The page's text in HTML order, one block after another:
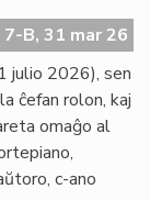
de
B, 31 mar 26
julio 2026), sen
ĉefan rolon, kaj
omaĝo al
c-ano